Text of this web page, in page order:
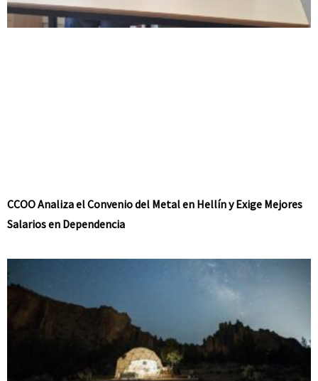
CCOO Analiza el Convenio del Metal en Hellín y Exige Mejores
Salarios en Dependencia